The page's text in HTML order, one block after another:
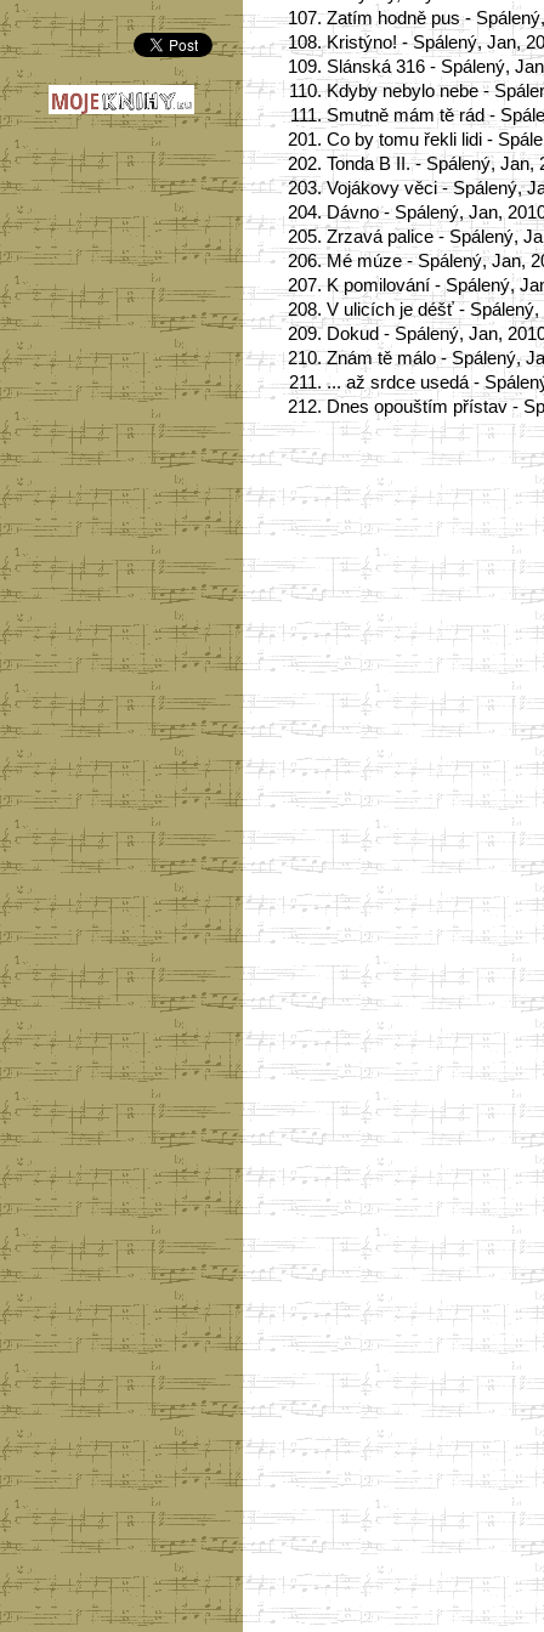
107. Zatím hodně pus -
108. Kristýno! - Spálený, Jan,
109. Slánská 316 - Spálený,
110. Kdyby nebylo nebe -
111. Smutně mám tě rád -
201. Co by tomu řekli lidi -
202. Tonda B II. - Spálený, Jan,
203. Vojákovy věci - Spálený,
204. Dávno - Spálený, Jan,
205. Zrzavá palice - Spálený,
206. Mé múze - Spálený, Jan,
207. K pomilování - Spálený,
208. V ulicích je déšť - Spálený,
209. Dokud - Spálený, Jan,
210. Znám tě málo - Spálený,
211. ... až srdce usedá -
212. Dnes opouštím přístav -